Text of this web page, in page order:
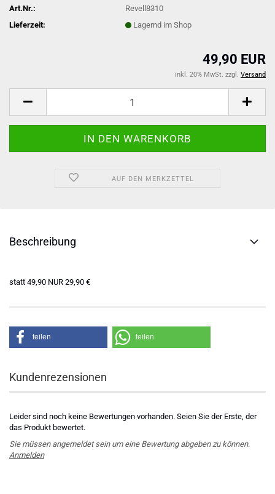
Art.Nr.:
Revell8310
Lieferzeit:
Lagernd im Shop
49,90 EUR
inkl. 20% MwSt. zzgl. Versand
AUF DEN MERKZETTEL
Beschreibung
statt 49,90 NUR 29,90 €
teilen teilen
Kundenrezensionen
Leider sind noch keine Bewertungen vorhanden. Seien Sie der Erste, der
das Produkt bewertet.
Sie müssen angemeldet sein um eine Bewertung abgeben zu können.
Anmelden